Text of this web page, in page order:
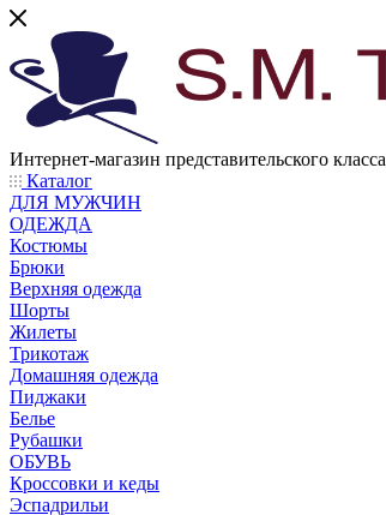
Интернет-магазин представительского класса
Каталог
ДЛЯ МУЖЧИН
ОДЕЖДА
Костюмы
Брюки
Верхняя одежда
Шорты
Жилеты
Трикотаж
Домашняя одежда
Пиджаки
Белье
Рубашки
ОБУВЬ
Кроссовки и кеды
Эспадрильи